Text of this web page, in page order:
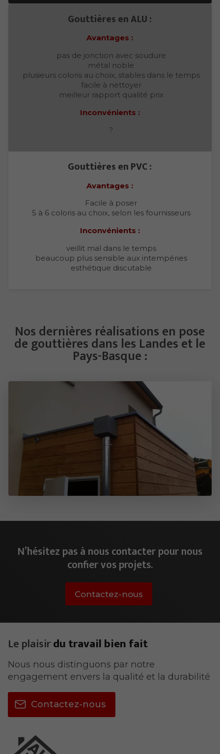
Gouttières en ALU :
Avantages :
pas de jonction avec soudure
métal noble
plusieurs coloris au choix, stables dans le temps
facile à nettoyer
meilleur rapport qualité prix
Inconvénients :
?
Gouttières en PVC :
Avantages :
Facile à poser
5 à 6 coloris au choix, selon les fournisseurs
Inconvénients :
veillit mal dans le temps
beaucoup plus sensible aux intempéries
esthétique discutable
Nos dernières réalisations en pose
de gouttières dans les Landes et le
Pays-Basque :
N’hésitez pas à nous contacter pour nous
confier vos projets.
Contactez-nous
Le plaisirdu travail bien fait
Nous nous distinguons par notre
engagement envers la qualité et la durabilité
Contactez-nous